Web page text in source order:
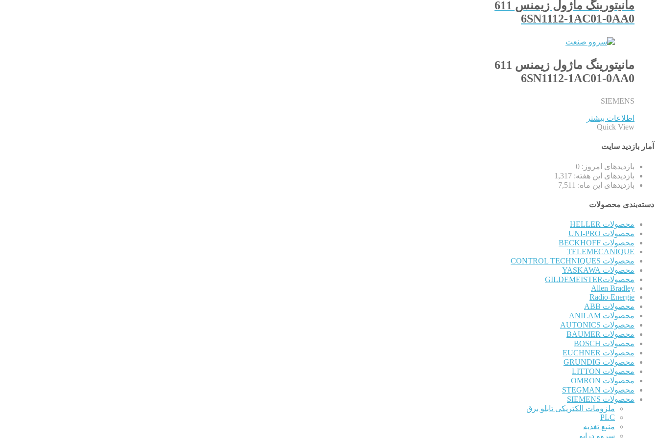
مانیتورینگ ماژول زیمنس 611
6SN1112-1AC01-0AA0
مانیتورینگ ماژول زیمنس 611
6SN1112-1AC01-0AA0
SIEMENS
اطلاعات بیشتر
Quick View
آمار بازدید سایت
بازدیدهای امروز: 0
بازدیدهای این هفته: 1,317
بازدیدهای این ماه: 7,511
دسته‌بندی محصولات
محصولات HELLER
محصولات UNI-PRO
محصولات BECKHOFF
TELEMECANIQUE
محصولات CONTROL TECHNIQUES
محصولات YASKAWA
محصولاتGILDEMEISTER
Allen Bradley
Radio-Energie
محصولات ABB
محصولات ANILAM
محصولات AUTONICS
محصولات BAUMER
محصولات BOSCH
محصولات EUCHNER
محصولات GRUNDIG
محصولات LITTON
محصولات OMRON
محصولات STEGMAN
محصولات SIEMENS
ملزومات الکتریکی تابلو برق
PLC
منبع تغذیه
سروو درایو